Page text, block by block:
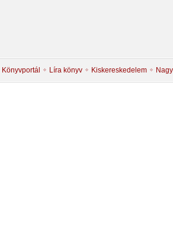
Könyvportál Líra könyv Kiskereskedelem